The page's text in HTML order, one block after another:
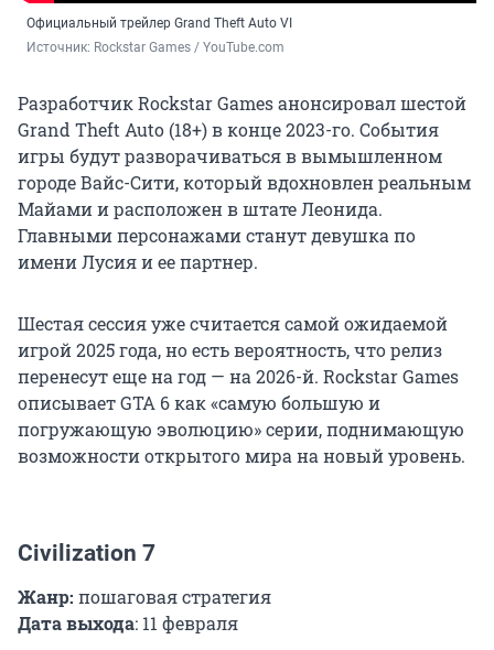
Официальный трейлер Grand Theft Auto VI
Источник: Rockstar Games / YouTube.com
Разработчик Rockstar Games анонсировал шестой
Grand Theft Auto (18+) в конце 2023-го. События
игры будут разворачиваться в вымышленном
городе Вайс-Сити, который вдохновлен реальным
Майами и расположен в штате Леонида.
Главными персонажами станут девушка по
имени Лусия и ее партнер.
Шестая сессия уже считается самой ожидаемой
игрой 2025 года, но есть вероятность, что релиз
перенесут еще на год — на 2026-й. Rockstar Games
описывает GTA 6 как «самую большую и
погружающую эволюцию» серии, поднимающую
возможности открытого мира на новый уровень.
Civilization 7
Жанр: пошаговая стратегия
Дата выхода: 11 февраля